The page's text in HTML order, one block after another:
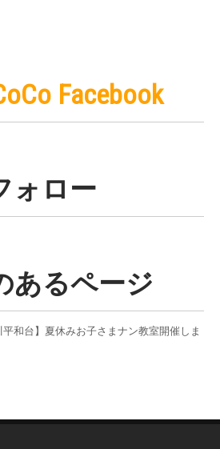
Facebook
ォロー
あるページ
平和台】夏休みお子さまナン教室開催しま